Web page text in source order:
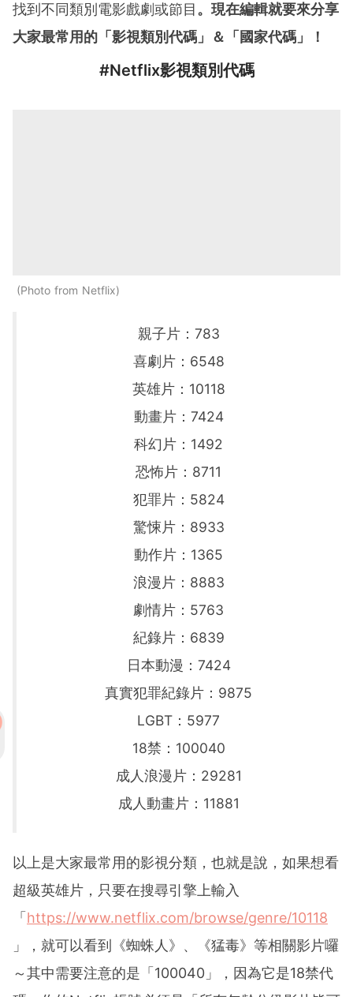
找到不同類別電影戲劇或節目 。現在編輯就要來分享
大家最常用的「 影視類別代碼 」＆「 國家代碼 」！
#Netflix影視類別代碼
Photo from Netflix
親子片：783
喜劇片：6548
英雄片：10118
動畫片：7424
科幻片：1492
恐怖片：8711
犯罪片：5824
驚悚片：8933
動作片：1365
浪漫片：8883
劇情片：5763
紀錄片：6839
日本動漫：7424
真實犯罪紀錄片：9875
LGBT：5977
18禁：100040
成人浪漫片：29281
成人動畫片：11881
以上是大家最常用的影視分類，也就是說，如果想看
超級英雄片，只要在搜尋引擎上輸入
「 https://www.netflix.com/browse/genre/10118
」，就可以看到《蜘蛛人》、《猛毒》等相關影片囉
～其中需要注意的是「100040」，因為它是18禁代